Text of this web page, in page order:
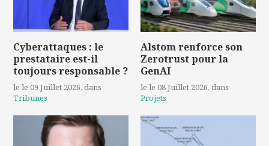
Cyberattaques : le
prestataire est-il
toujours responsable ?
le le 09 Juillet 2026, dans
Tribunes
Alstom renforce son
Zerotrust pour la
GenAI
le le 08 Juillet 2026, dans
Projets